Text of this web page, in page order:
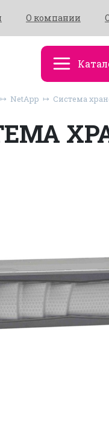
О компании
NetApp Система